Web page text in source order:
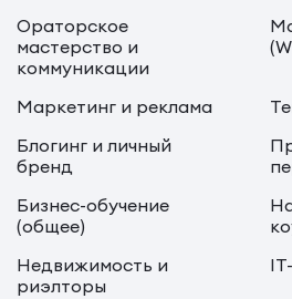
Ораторское
мастерство и
коммуникации
Маркетинг и реклама
Блогинг и личный
бренд
Бизнес-обучение
(общее)
Недвижимость и
риэлторы